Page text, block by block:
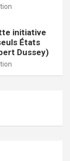
initiative
États
Dussey)